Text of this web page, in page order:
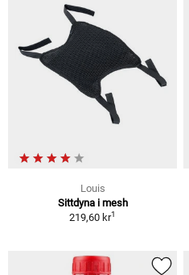
Louis
Sittdyna i mesh
219,60 kr1